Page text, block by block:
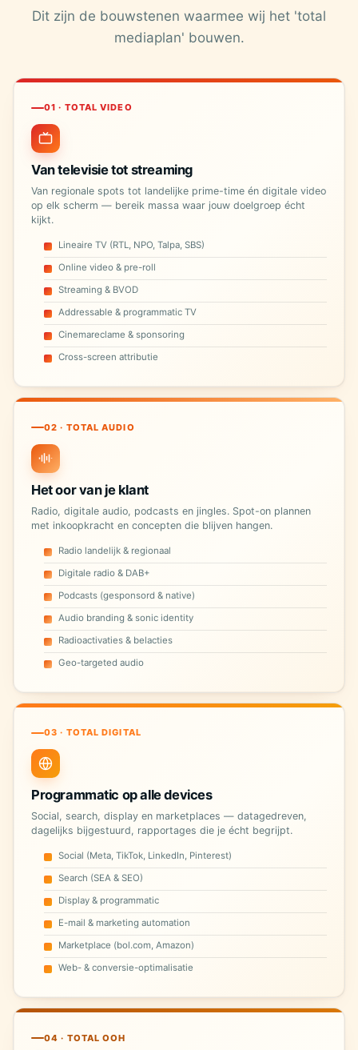
Dit zijn de bouwstenen waarmee wij het 'total
mediaplan' bouwen.
01 · TOTAL VIDEO
Van televisie tot streaming
Van regionale spots tot landelijke prime-time én digitale video
op elk scherm — bereik massa waar jouw doelgroep écht
kijkt.
Lineaire TV (RTL, NPO, Talpa, SBS)
Online video & pre-roll
Streaming & BVOD
Addressable & programmatic TV
Cinemareclame & sponsoring
Cross-screen attributie
02 · TOTAL AUDIO
Het oor van je klant
Radio, digitale audio, podcasts en jingles. Spot-on plannen
met inkoopkracht en concepten die blijven hangen.
Radio landelijk & regionaal
Digitale radio & DAB+
Podcasts (gesponsord & native)
Audio branding & sonic identity
Radioactivaties & belacties
Geo-targeted audio
03 · TOTAL DIGITAL
Programmatic op alle devices
Social, search, display en marketplaces — datagedreven,
dagelijks bijgestuurd, rapportages die je écht begrijpt.
Social (Meta, TikTok, LinkedIn, Pinterest)
Search (SEA & SEO)
Display & programmatic
E-mail & marketing automation
Marketplace (bol.com, Amazon)
Web- & conversie-optimalisatie
04 · TOTAL OOH